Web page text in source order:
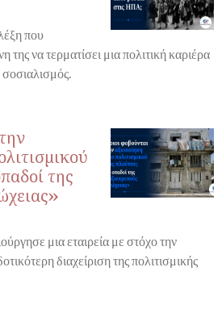
που
να τερματίσει μια πολιτική καριέρα
της
μια εταιρεία με στόχο την
διαχείριση της πολιτισμικής